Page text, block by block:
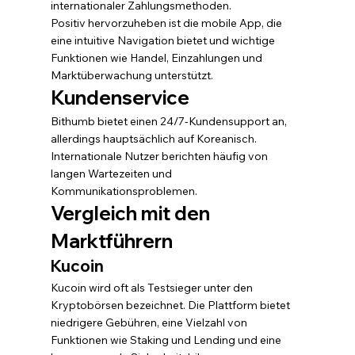
internationaler Zahlungsmethoden.
Positiv hervorzuheben ist die mobile App, die
eine intuitive Navigation bietet und wichtige
Funktionen wie Handel, Einzahlungen und
Marktüberwachung unterstützt.
Kundenservice
Bithumb bietet einen 24/7-Kundensupport an,
allerdings hauptsächlich auf Koreanisch.
Internationale Nutzer berichten häufig von
langen Wartezeiten und
Kommunikationsproblemen.
Vergleich mit den
Marktführern
Kucoin
Kucoin wird oft als Testsieger unter den
Kryptobörsen bezeichnet. Die Plattform bietet
niedrigere Gebühren, eine Vielzahl von
Funktionen wie Staking und Lending und eine